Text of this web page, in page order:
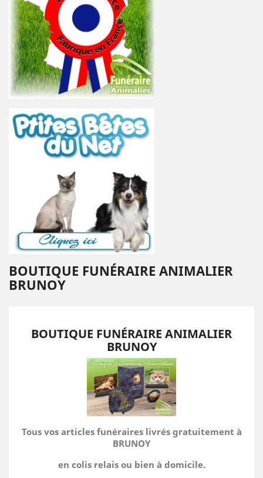
BOUTIQUE FUNÉRAIRE ANIMALIER
BRUNOY
BOUTIQUE FUNÉRAIRE ANIMALIER
BRUNOY
Tous vos articles funéraires livrés gratuitement à
BRUNOY
en colis relais ou bien à domicile.